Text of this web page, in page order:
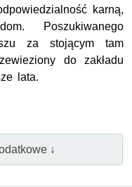
karną,
Poszukiwanego
za stojącym tam
do zakładu
lata.
↓